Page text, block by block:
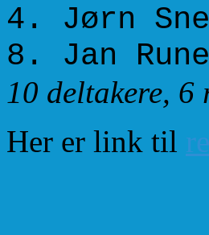
4. Jørn
8. Jan
10 deltakere, 6
Her er link til